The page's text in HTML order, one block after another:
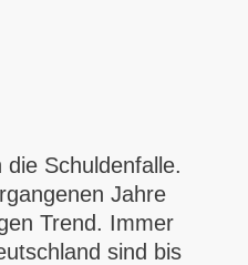
Schuldenfalle.
Jahre
Trend. Immer
sind bis